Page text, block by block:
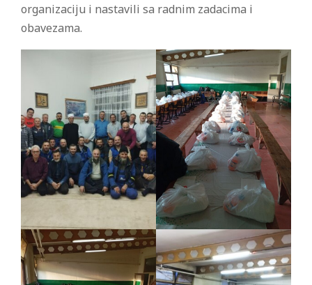
organizaciju i nastavili sa radnim zadacima i
obavezama.